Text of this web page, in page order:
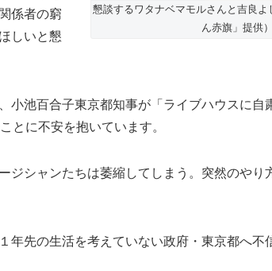
懇談するワタナベマモルさんと吉良
ん赤旗」提供）
係者の窮
しいと懇
小池百合子東京都知事が「ライブハウスに自
とに不安を抱いています。
ジシャンたちは萎縮してしまう。突然のやり
年先の生活を考えていない政府・東京都へ不